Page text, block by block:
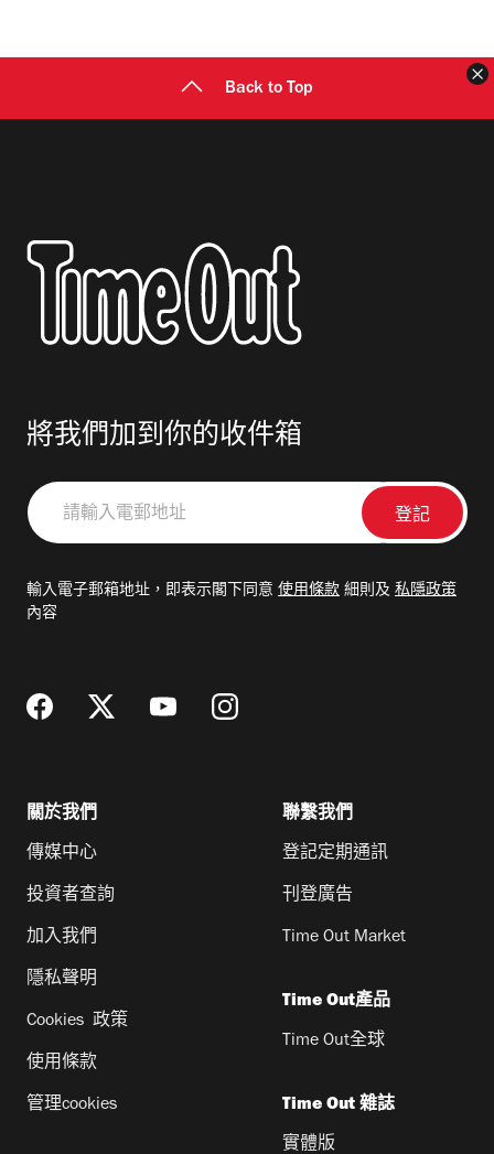
Back to Top
將我們加到你的收件箱
請
輸
郵
輸入電子郵箱地址，即表示閣下同意 使用條款 細則及 私隱政策
內容
關於我們
傳媒中心
投資者查詢
加入我們
隱私聲明
Cookies 政策
使用條款
管理cookies
聯繫我們
登記定期通訊
刊登廣告
Time Out Market
Time Out產品
Time Out全球
Time Out 雜誌
實體版